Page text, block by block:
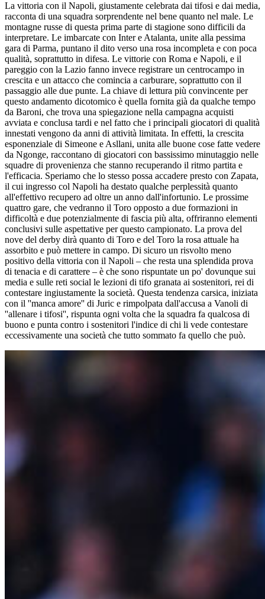
La vittoria con il Napoli, giustamente celebrata dai tifosi e dai media,
racconta di una squadra sorprendente nel bene quanto nel male. Le
montagne russe di questa prima parte di stagione sono difficili da
interpretare. Le imbarcate con Inter e Atalanta, unite alla pessima
gara di Parma, puntano il dito verso una rosa incompleta e con poca
qualità, soprattutto in difesa. Le vittorie con Roma e Napoli, e il
pareggio con la Lazio fanno invece registrare un centrocampo in
crescita e un attacco che comincia a carburare, soprattutto con il
passaggio alle due punte. La chiave di lettura più convincente per
questo andamento dicotomico è quella fornita già da qualche tempo
da Baroni, che trova una spiegazione nella campagna acquisti
avviata e conclusa tardi e nel fatto che i principali giocatori di qualità
innestati vengono da anni di attività limitata. In effetti, la crescita
esponenziale di Simeone e Asllani, unita alle buone cose fatte vedere
da Ngonge, raccontano di giocatori con bassissimo minutaggio nelle
squadre di provenienza che stanno recuperando il ritmo partita e
l'efficacia. Speriamo che lo stesso possa accadere presto con Zapata,
il cui ingresso col Napoli ha destato qualche perplessità quanto
all'effettivo recupero ad oltre un anno dall'infortunio. Le prossime
quattro gare, che vedranno il Toro opposto a due formazioni in
difficoltà e due potenzialmente di fascia più alta, offriranno elementi
conclusivi sulle aspettative per questo campionato. La prova del
nove del derby dirà quanto di Toro e del Toro la rosa attuale ha
assorbito e può mettere in campo. Di sicuro un risvolto meno
positivo della vittoria con il Napoli – che resta una splendida prova
di tenacia e di carattere – è che sono rispuntate un po' dovunque sui
media e sulle reti social le lezioni di tifo granata ai sostenitori, rei di
contestare ingiustamente la società. Questa tendenza carsica, iniziata
con il ''manca amore'' di Juric e rimpolpata dall'accusa a Vanoli di
''allenare i tifosi'', rispunta ogni volta che la squadra fa qualcosa di
buono e punta contro i sostenitori l'indice di chi li vede contestare
eccessivamente una società che tutto sommato fa quello che può.